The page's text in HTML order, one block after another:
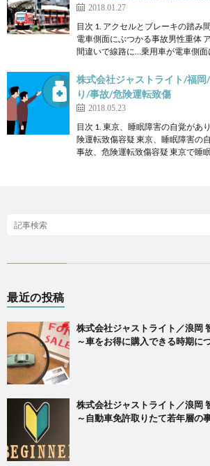
2018.01.27
目次 1. アクセルとブレーキの踏み
電車側面にぶつかる事故男性重体
間違いで線路に…乗用車が電車側
株式会社ジャストライト/福
り/事故/危険運転致傷
2018.05.23
目次 1. 東京、睡眠障害の自覚があ
険運転致傷容疑 東京、睡眠障害の
事故、危険運転致傷容疑 東京で睡
最近の投稿
株式会社ジャストライト／浪岡
～車をお得に購入できる時期に
株式会社ジャストライト／浪岡
～自動車免許取りたて若年層の